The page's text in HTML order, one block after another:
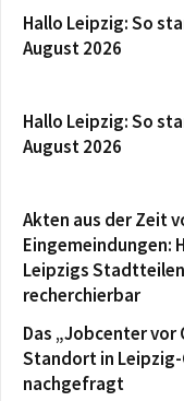
Hallo Leipzig: So
August 2026
Hallo Leipzig: So
August 2026
Akten aus der Zeit
Eingemeindungen:
Leipzigs
recherchierbar
Das „Jobcenter vor
Standort in Leipzig-
nachgefragt